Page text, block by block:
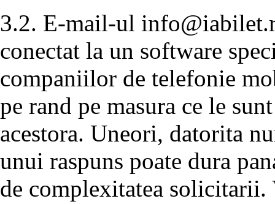
3.2. E-mail-ul
conectat la un software
companiilor de telefonie
pe rand pe masura ce le
acestora. Uneori, datorita
unui raspuns poate dura
de complexitatea